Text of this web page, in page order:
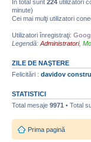
În total sunt 224 utilizatori
minute)
Cei mai mulţi utilizatori
Utilizatori înregistraţi:
Legendă: Administratori,
ZILE DE NAŞTERE
Felicitări : davidov
STATISTICI
Total mesaje 9971 • Total
Prima pagină